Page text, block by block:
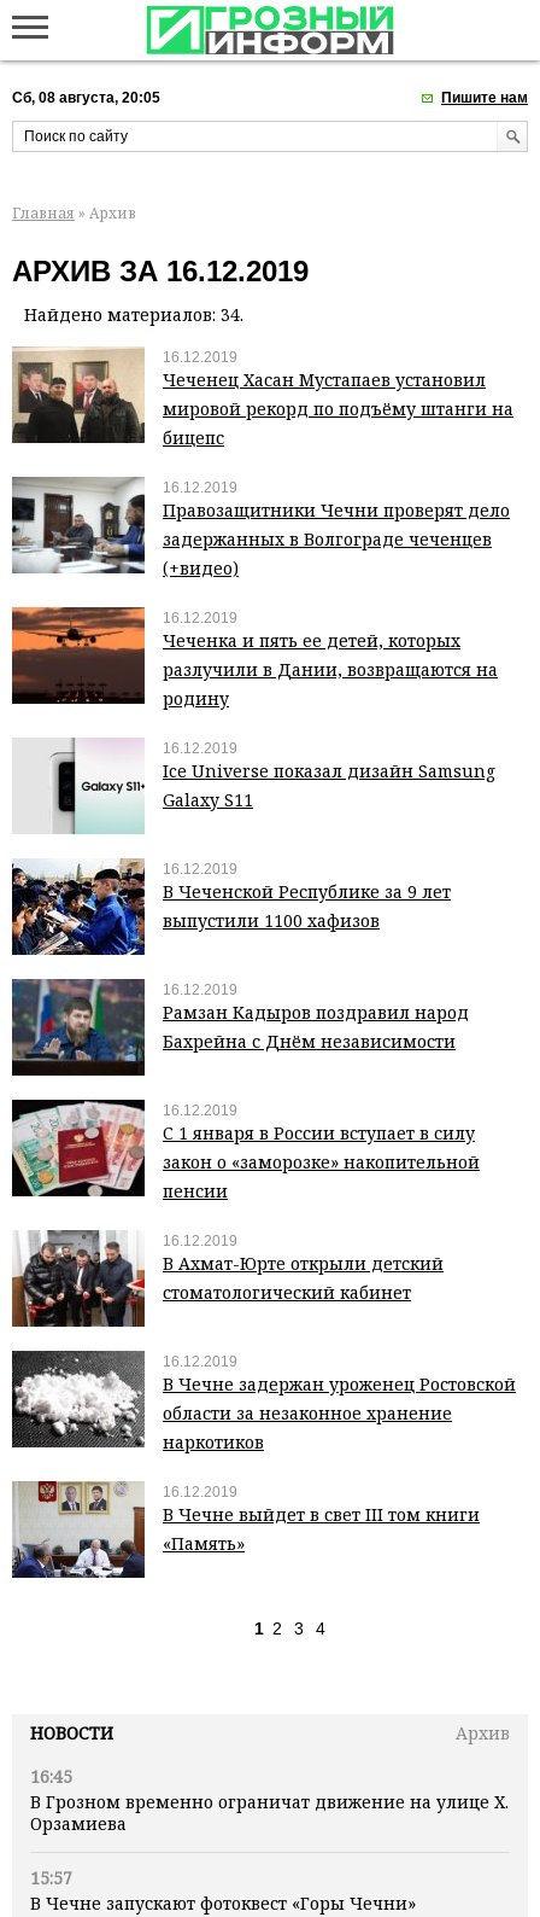
Сб, 08 августа, 20:05 Пишите нам
НОВОСТИ
Архив
16:45
В Грозном временно ограничат движение на улице Х.
Орзамиева
15:57
В Чечне запускают фотоквест «Горы Чечни»
Главная » Архив
АРХИВ ЗА 16.12.2019
Найдено материалов: 34.
16.12.2019
Чеченец Хасан Мустапаев установил
мировой рекорд по подъёму штанги на
бицепс
16.12.2019
Правозащитники Чечни проверят дело
задержанных в Волгограде чеченцев
(+видео)
16.12.2019
Чеченка и пять ее детей, которых
разлучили в Дании, возвращаются на
родину
16.12.2019
Ice Universe показал дизайн Samsung
Galaxy S11
16.12.2019
В Чеченской Республике за 9 лет
выпустили 1100 хафизов
16.12.2019
Рамзан Кадыров поздравил народ
Бахрейна с Днём независимости
16.12.2019
С 1 января в России вступает в силу
закон о «заморозке» накопительной
пенсии
16.12.2019
В Ахмат-Юрте открыли детский
стоматологический кабинет
16.12.2019
В Чечне задержан уроженец Ростовской
области за незаконное хранение
наркотиков
16.12.2019
В Чечне выйдет в свет III том книги
«Память»
1 2 3 4